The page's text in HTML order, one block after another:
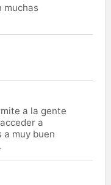
muchas
a la gente
a
a muy buen